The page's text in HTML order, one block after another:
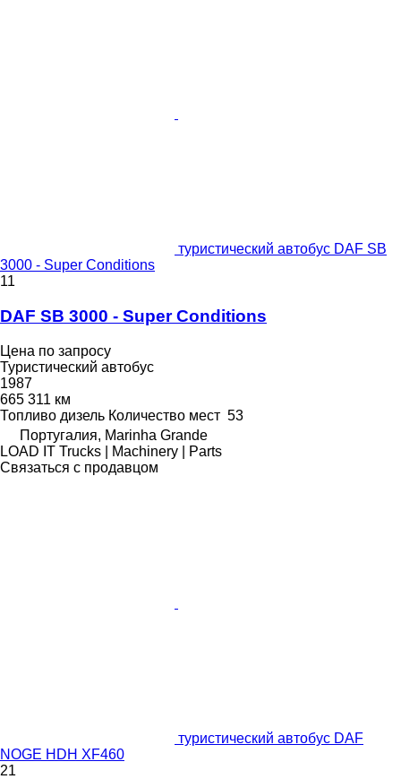
туристический автобус DAF SB
3000 - Super Conditions
11
DAF SB 3000 - Super Conditions
Цена по запросу
Туристический автобус
1987
665 311 км
Топливо дизель Количество мест 53
Португалия, Marinha Grande
LOAD IT Trucks | Machinery | Parts
Связаться с продавцом
туристический автобус DAF
NOGE HDH XF460
21